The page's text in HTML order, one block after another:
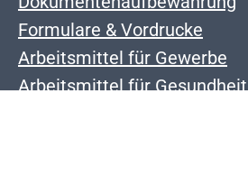
Formulare & Vordrucke
Arbeitsmittel für Gewerbe
Arbeitsmittel für Gesundheit